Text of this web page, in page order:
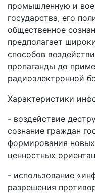
промышленную и
государства, его
общественное
предполагает
способов
пропаганды до
радиоэлектронной
Характеристики
- воздействие
сознание граждан
формирования новых
ценностных
- использование
разрешения